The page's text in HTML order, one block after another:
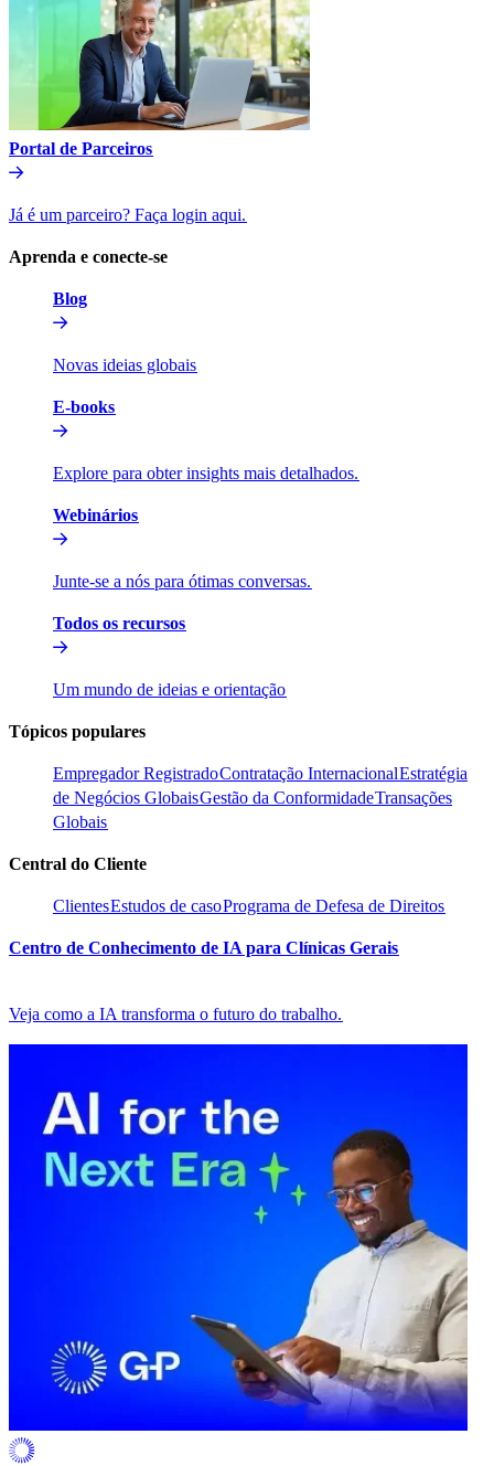
Portal de Parceiros​​
Já é um parceiro? Faça login aqui.​​
Aprenda e conecte-se​​
Blog​​
Novas ideias globais​​
E-books​​
Explore para obter insights mais detalhados.​​
Webinários​​
Junte-se a nós para ótimas conversas.​​
Todos os recursos​​
Um mundo de ideias e orientação​​
Tópicos populares​​
Empregador Registrado​​Contratação Internacional​​Estratégia
de Negócios Globais​​Gestão da Conformidade​​Transações
Globais​​
Central do Cliente​​
Clientes​​Estudos de caso​​Programa de Defesa de Direitos​​
Centro de Conhecimento de IA para Clínicas Gerais​​
Veja como a IA transforma o futuro do trabalho.​​